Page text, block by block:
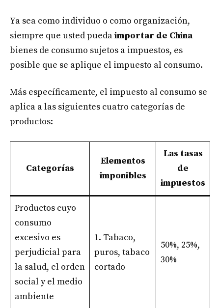
Ya sea como individuo o como organización,
siempre que usted puedaimportar de China
bienes de consumo sujetos a impuestos, es
posible que se aplique el impuesto al consumo.
Más específicamente, el impuesto al consumo se
aplica a las siguientes cuatro categorías de
productos:
Categorías
Elementos
imponibles
Las tasas
de
impuestos
Productos cuyo
consumo
excesivo es
perjudicial para
la salud, el orden
social y el medio
ambiente
1. Tabaco,
puros, tabaco
cortado
50%, 25%,
30%